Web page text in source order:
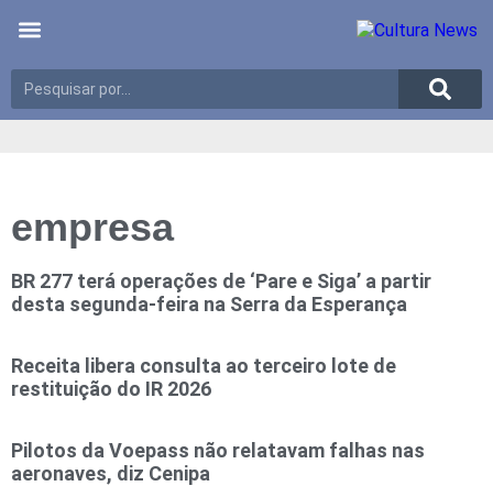
empresa
BR 277 terá operações de ‘Pare e Siga’ a partir
desta segunda-feira na Serra da Esperança
Receita libera consulta ao terceiro lote de
restituição do IR 2026
Pilotos da Voepass não relatavam falhas nas
aeronaves, diz Cenipa